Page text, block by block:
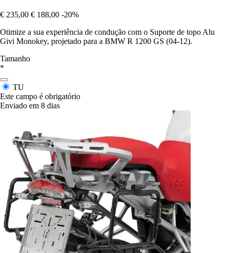
€ 235,00 € 188,00 -20%
Otimize a sua experiência de condução com o Suporte de topo Alu
Givi Monokey, projetado para a BMW R 1200 GS (04-12).
Tamanho
*
TU
Este campo é obrigatório
Enviado em 8 dias